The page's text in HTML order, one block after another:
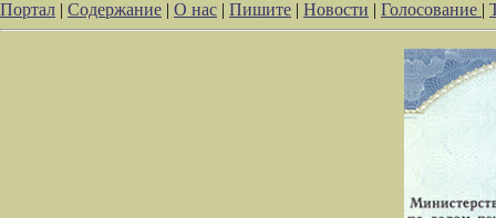
Портал | Содержание | О нас | Пишите | Новости | Голосование |